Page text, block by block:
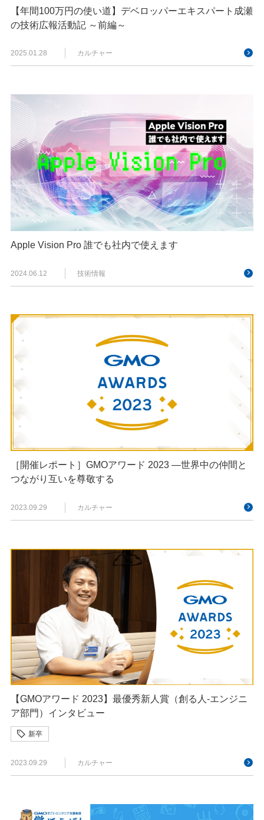
【年間100万円の使い道】デベロッパーエキスパート成瀬
の技術広報活動記 ～前編～
2025.01.28 カルチャー
Apple Vision Pro 誰でも社内で使えます
2024.06.12 技術情報
［開催レポート］GMOアワード 2023​ ―世界中の仲間と
つながり互いを尊敬する
2023.09.29 カルチャー
【GMOアワード 2023】最優秀新人賞（創る人-エンジニ
ア部門）インタビュー
新卒
2023.09.29 カルチャー